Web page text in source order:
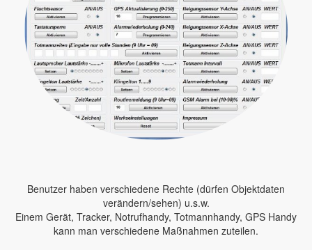
Benutzer haben verschiedene Rechte (dürfen Objektdaten
verändern/sehen) u.s.w.
Einem Gerät, Tracker, Notrufhandy, Totmannhandy, GPS Handy
kann man verschiedene Maßnahmen zuteilen.